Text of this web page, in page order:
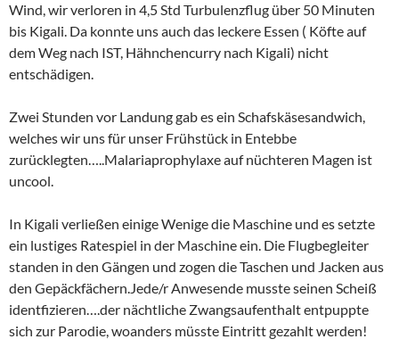
Wind, wir verloren in 4,5 Std Turbulenzflug über 50 Minuten
bis Kigali. Da konnte uns auch das leckere Essen ( Köfte auf
dem Weg nach IST, Hähnchencurry nach Kigali) nicht
entschädigen.
Zwei Stunden vor Landung gab es ein Schafskäsesandwich,
welches wir uns für unser Frühstück in Entebbe
zurücklegten…..Malariaprophylaxe auf nüchteren Magen ist
uncool.
In Kigali verließen einige Wenige die Maschine und es setzte
ein lustiges Ratespiel in der Maschine ein. Die Flugbegleiter
standen in den Gängen und zogen die Taschen und Jacken aus
den Gepäckfächern.Jede/r Anwesende musste seinen Scheiß
identfizieren….der nächtliche Zwangsaufenthalt entpuppte
sich zur Parodie, woanders müsste Eintritt gezahlt werden!